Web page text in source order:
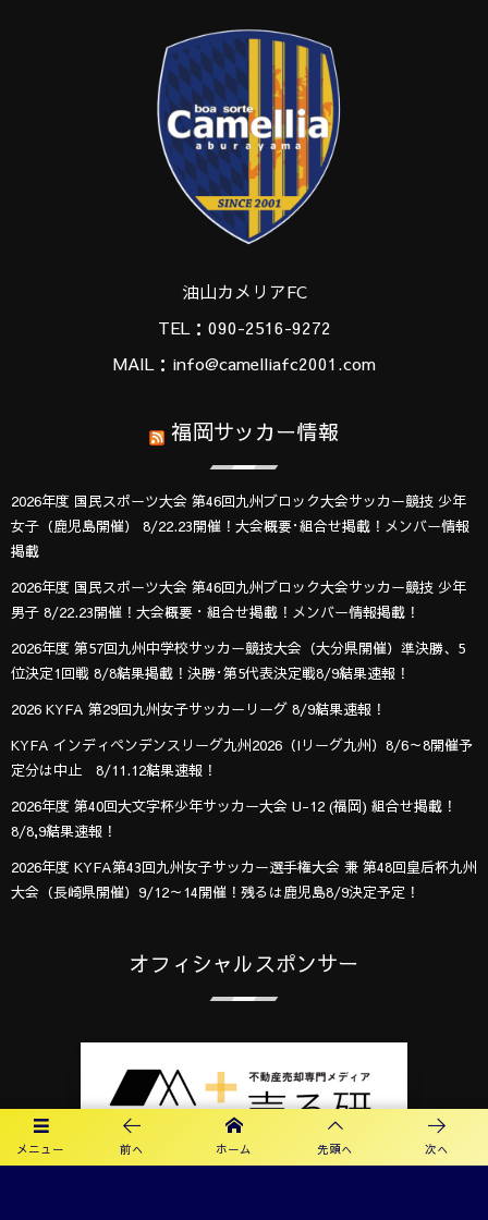
メニュー 前へ ホーム 先頭へ 次へ
油山カメリアFC
TEL：090-2516-9272
MAIL：info@camelliafc2001.com
福岡サッカー情報
2026年度 国民スポーツ大会 第46回九州ブロック大会サッカー競技 少年
女子（鹿児島開催） 8/22.23開催！大会概要･組合せ掲載！メンバー情報
掲載
2026年度 国民スポーツ大会 第46回九州ブロック大会サッカー競技 少年
男子 8/22.23開催！大会概要・組合せ掲載！メンバー情報掲載！
2026年度 第57回九州中学校サッカー競技大会（大分県開催）準決勝、5
位決定1回戦 8/8結果掲載！決勝･第5代表決定戦8/9結果速報！
2026 KYFA 第29回九州女子サッカーリーグ 8/9結果速報！
KYFA インディペンデンスリーグ九州2026（Iリーグ九州）8/6～8開催予
定分は中止 8/11.12結果速報！
2026年度 第40回大文字杯少年サッカー大会 U-12 (福岡) 組合せ掲載！
8/8,9結果速報！
2026年度 KYFA第43回九州女子サッカー選手権大会 兼 第48回皇后杯九州
大会（長崎県開催）9/12～14開催！残るは鹿児島8/9決定予定！
オフィシャルスポンサー